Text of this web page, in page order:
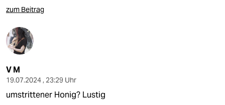
zum Beitrag
V M
19.07.2024 , 23:29 Uhr
umstrittener Honig? Lustig